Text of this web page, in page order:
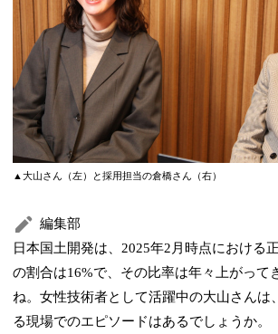
▲大山さん（左）と採用担当の倉橋さん（右）
編集部
日本国土開発は、2025年2月時点における
の割合は16%で、その比率は年々上がって
ね。女性技術者として活躍中の大山さんは
る現場でのエピソードはあるでしょうか。